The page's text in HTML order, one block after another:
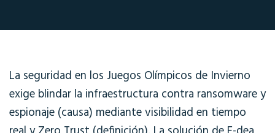
La seguridad en los Juegos Olímpicos de Invierno
exige blindar la infraestructura contra ransomware y
espionaje (causa) mediante visibilidad en tiempo